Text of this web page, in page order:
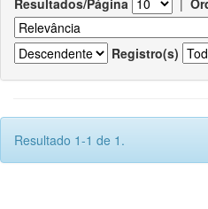
Registro(s)
Resultado 1-1 de 1.